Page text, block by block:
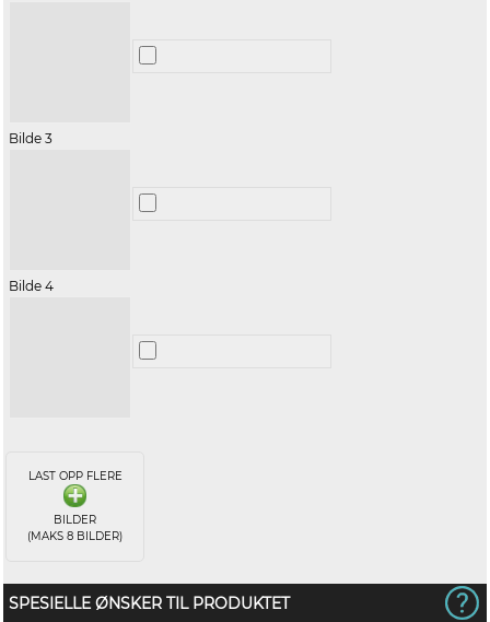
Bilde 3
Bilde 4
LAST OPP FLERE
BILDER
(MAKS 8 BILDER)
SPESIELLE ØNSKER TIL PRODUKTET